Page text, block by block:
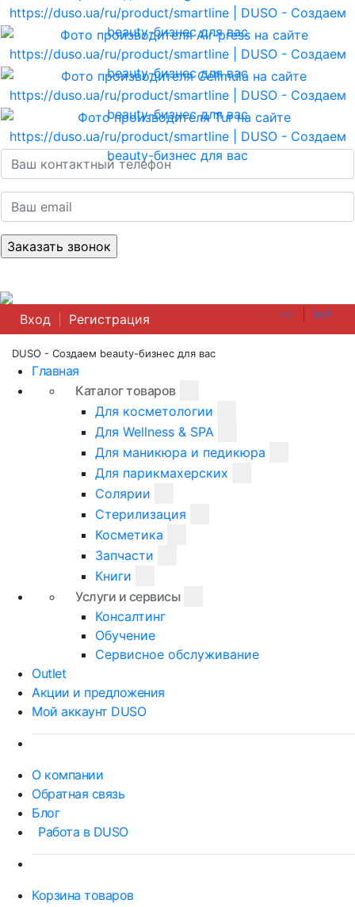
РУС УКР
Вход Регистрация
DUSO - Создаем beauty-бизнес для вас
Главная
Каталог товаров
Для косметологии
Для Wellness & SPA
Для маникюра и педикюра
Для парикмахерских
Солярии
Стерилизация
Косметика
Запчасти
Книги
Услуги и сервисы
Консалтинг
Обучение
Сервисное обслуживание
Outlet
Акции и предложения
Мой аккаунт DUSO
О компании
Обратная связь
Блог
Работа в DUSO
Корзина товаров